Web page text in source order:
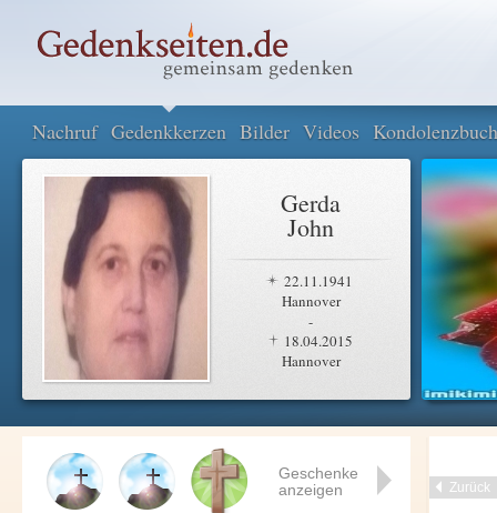
Nachruf Gedenkkerzen Bilder Videos Kondolenzbuch
Gerda
John
22.11.1941
Hannover
-
18.04.2015
Hannover
Zurück
Geschenke
anzeigen